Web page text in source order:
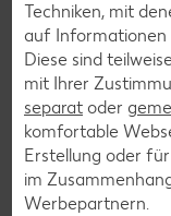
Überprüfung
Weitere
Kriterienkatalog
Techniken, mit
auf Informationen
Diese sind
mit Ihrer
separat oder
komfortable
Erstellung oder
im
Werbepartnern.